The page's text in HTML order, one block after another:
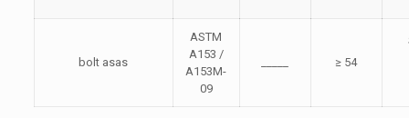
bolt asas
ASTM
A153 /
A153M-
09
≥ 54